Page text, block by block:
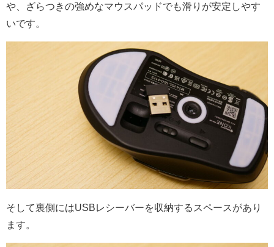
や、ざらつきの強めなマウスパッドでも滑りが安定しやす
いです。
そして裏側にはUSBレシーバーを収納するスペースがあり
ます。